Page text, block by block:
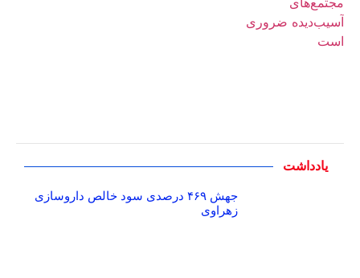
یادداشت
جهش ۴۶۹ درصدی سود خالص داروسازی
زهراوی